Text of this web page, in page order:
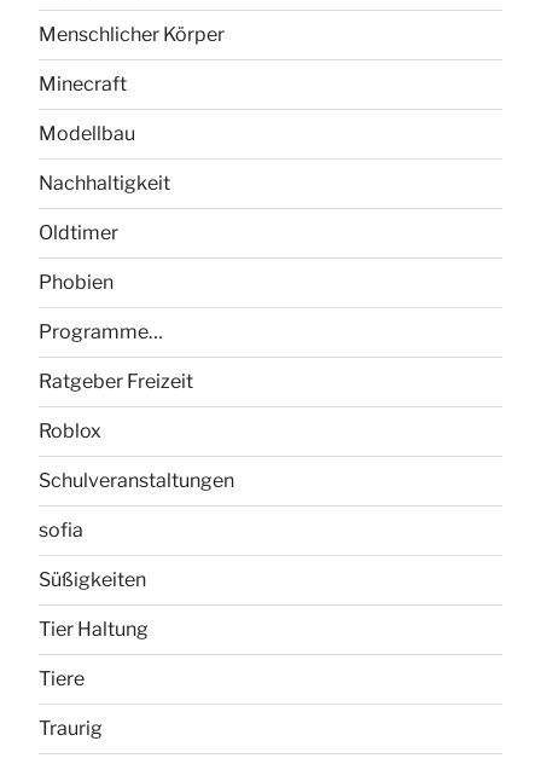
Menschlicher Körper
Minecraft
Modellbau
Nachhaltigkeit
Oldtimer
Phobien
Programme…
Ratgeber Freizeit
Roblox
Schulveranstaltungen
sofia
Süßigkeiten
Tier Haltung
Tiere
Traurig